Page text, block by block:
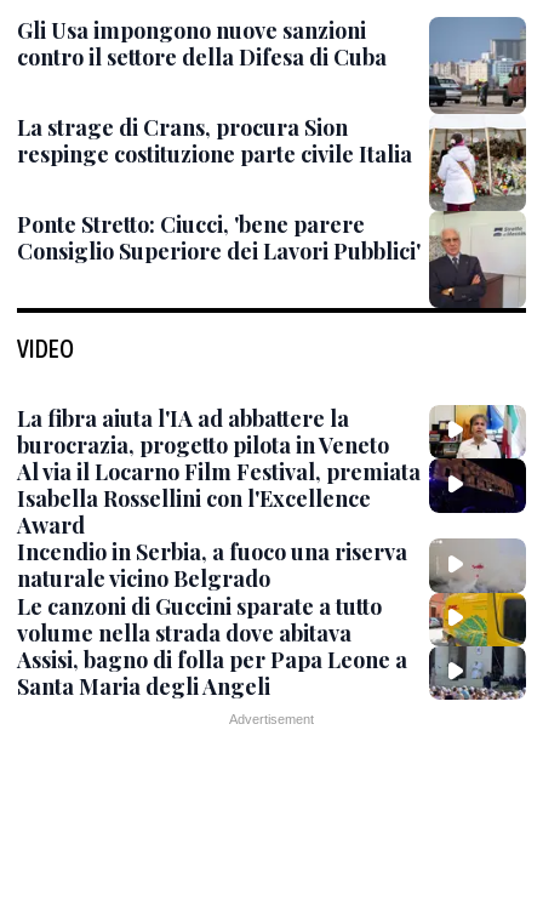
Gli Usa impongono nuove sanzioni
contro il settore della Difesa di Cuba
La strage di Crans, procura Sion
respinge costituzione parte civile Italia
Ponte Stretto: Ciucci, 'bene parere
Consiglio Superiore dei Lavori Pubblici'
VIDEO
La fibra aiuta l'IA ad abbattere la
burocrazia, progetto pilota in Veneto
Al via il Locarno Film Festival, premiata
Isabella Rossellini con l'Excellence
Award
Incendio in Serbia, a fuoco una riserva
naturale vicino Belgrado
Le canzoni di Guccini sparate a tutto
volume nella strada dove abitava
Assisi, bagno di folla per Papa Leone a
Santa Maria degli Angeli